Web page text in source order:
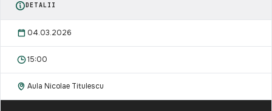
DETALII
04.03.2026
15:00
Aula Nicolae Titulescu